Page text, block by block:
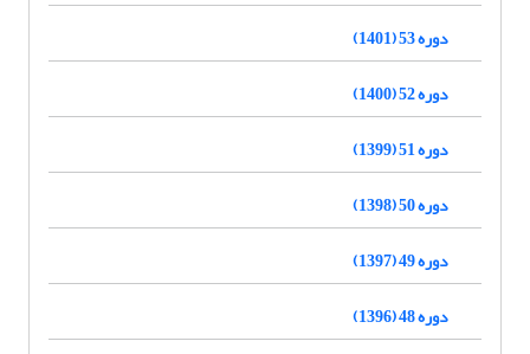
دوره 53 (1401)
دوره 52 (1400)
دوره 51 (1399)
دوره 50 (1398)
دوره 49 (1397)
دوره 48 (1396)